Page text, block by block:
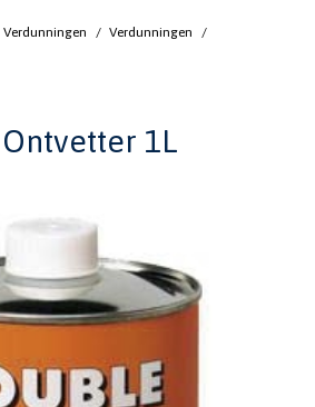
Verdunningen / Verdunningen
/
1L